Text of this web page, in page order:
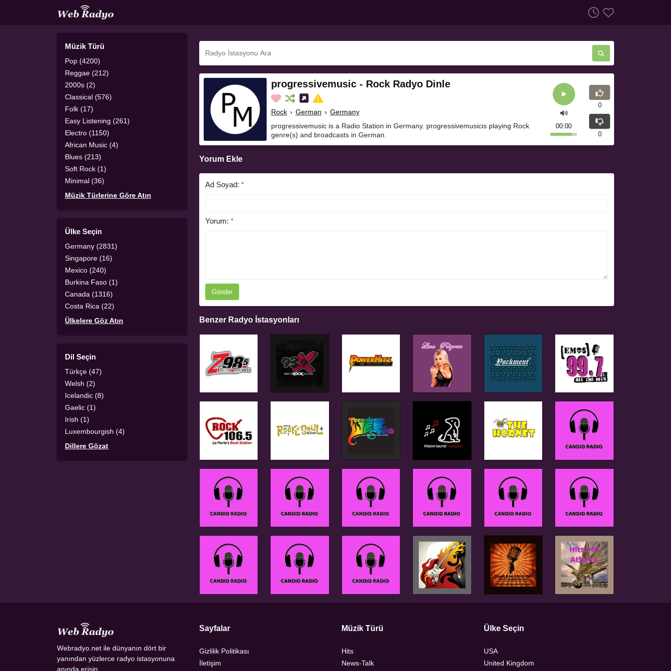
Müzik Türü
Pop (4200)
Reggae (212)
2000s (2)
Classical (576)
Folk (17)
Easy Listening (261)
Electro (1150)
African Music (4)
Blues (213)
Soft Rock (1)
Minimal (36)
Müzik Türlerine Göre Atın
Ülke Seçin
Germany (2831)
Singapore (16)
Mexico (240)
Burkina Faso (1)
Canada (1316)
Costa Rica (22)
Ülkelere Göz Atın
Dil Seçin
Türkçe (47)
Welsh (2)
Icelandic (8)
Gaelic (1)
Irish (1)
Luxembourgish (4)
Dillere Gözat
progressivemusic - Rock Radyo Dinle
Rock › German › Germany
progressivemusic is a Radio Station in Germany. progressivemusicis playing Rock
genre(s) and broadcasts in German.
00:00
0
0
Yorum Ekle
Ad Soyad: *
Yorum: *
Gönder
Benzer Radyo İstasyonları
Webradyo.net ile dünyanın dört bir
yanından yüzlerce radyo istasyonuna
anında erişin.
Sayfalar
Gizlilik Politikası
İletişim
Müzik Türü
Hits
News-Talk
Ülke Seçin
USA
United Kingdom